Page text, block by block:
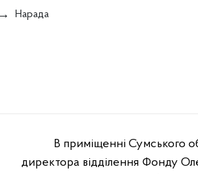
Нарада
В приміщенні Сумського
директора відділення Фонду